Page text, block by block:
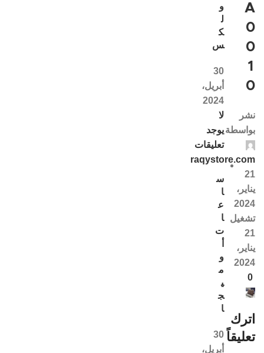
A
0
0
1
0
نشر
بواسطة
raqystore.com
21
يناير،
2024
تشغيل
21
يناير،
2024
0
اترك
تعليقاً
و
ل
ك
س
30
أبريل،
2024
لا
يوجد
تعليقات
س
ا
ع
ا
ت
و
م
ي
ج
ا
30
أبريل،